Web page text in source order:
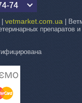
74
|vetmarket.com.ua |
препаратов